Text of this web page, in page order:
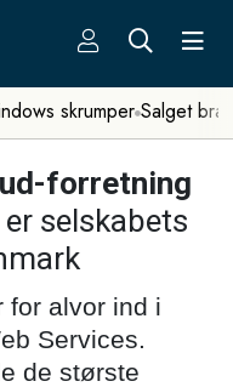
skrumper Salget
forretning
er selskabets
for alvor ind i
Services.
de største